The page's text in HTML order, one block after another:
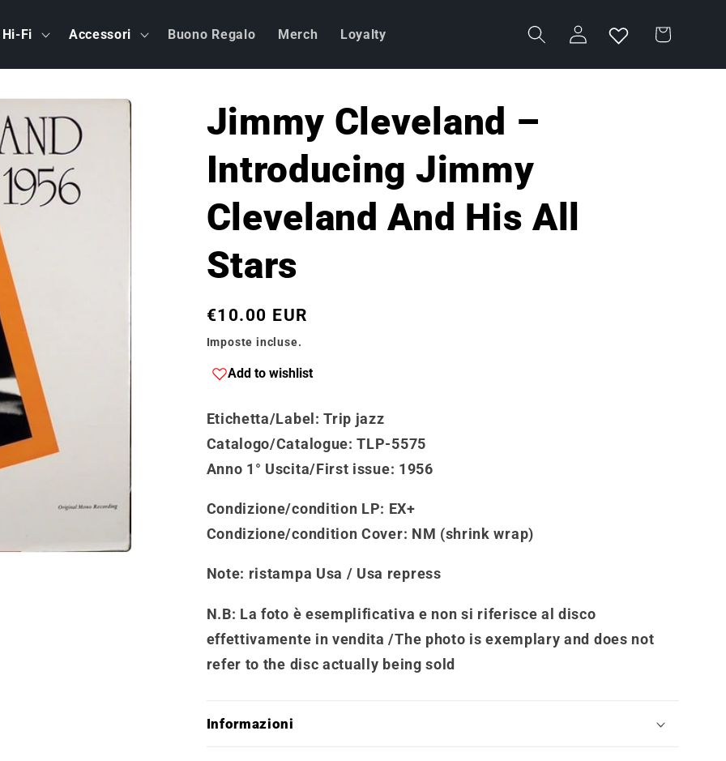
Hi-Fi Accessori Buono Regalo Merch Loyalty Accedi Carrello
Jimmy Cleveland –
Introducing Jimmy
Cleveland And His All
Stars
Prezzo
di
€10.00 EUR
Imposte incluse.
Add to wishlist
Etichetta/Label: Trip jazz
Catalogo/Catalogue:TLP-5575
Anno 1° Uscita/First issue: 1956
Condizione/condition LP: EX+
Condizione/condition Cover: NM (shrink wrap)
Note: ristampa Usa / Usa repress
N.B: La foto è esemplificativa e non si riferisce al disco
effettivamente in vendita /The photo is exemplary and does not
refer to the disc actually being sold
Informazioni